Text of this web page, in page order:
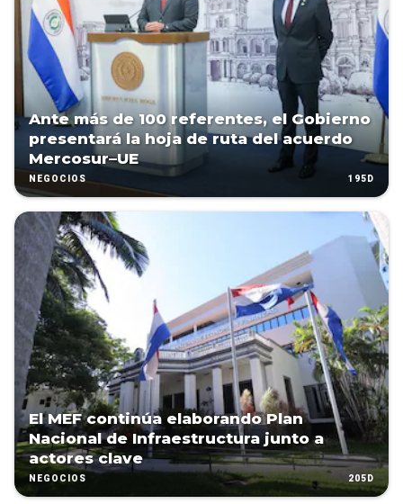
Ante más de 100 referentes, el Gobierno
presentará la hoja de ruta del acuerdo
Mercosur–UE
NEGOCIOS 195D
El MEF continúa elaborando Plan
Nacional de Infraestructura junto a
actores clave
NEGOCIOS 205D